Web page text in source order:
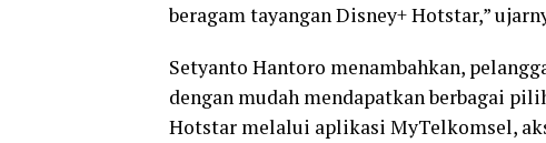
beragam tayangan Disney+ Hotstar,”
Setyanto Hantoro menambahkan,
dengan mudah mendapatkan berbagai
Hotstar melalui aplikasi MyTelkomsel,